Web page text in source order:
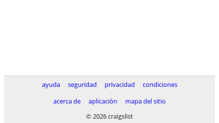
ayuda seguridad privacidad
condiciones
acerca de
aplicación
mapa del sitio
© 2026 craigslist